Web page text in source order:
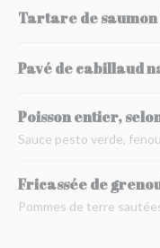
Tartare de
Pavé de cabillaud
Poisson entier,
Sauce pesto verde,
Fricassée de
Pommes de terre